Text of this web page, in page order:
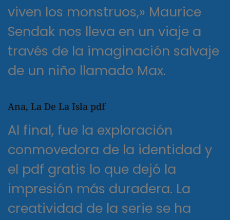
viven los monstruos,» Maurice
Sendak nos lleva en un viaje a
través de la imaginación salvaje
de un niño llamado Max.
Ana, La De La Isla pdf
Al final, fue la exploración
conmovedora de la identidad y
el pdf gratis lo que dejó la
impresión más duradera. La
creatividad de la serie se ha